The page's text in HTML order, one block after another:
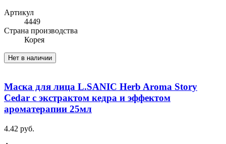
Артикул
4449
Cтрана производства
Корея
Нет в наличии
Маска для лица L.SANIC Herb Aroma Story
Cedar с экстрактом кедра и эффектом
ароматерапии 25мл
4.42 руб.